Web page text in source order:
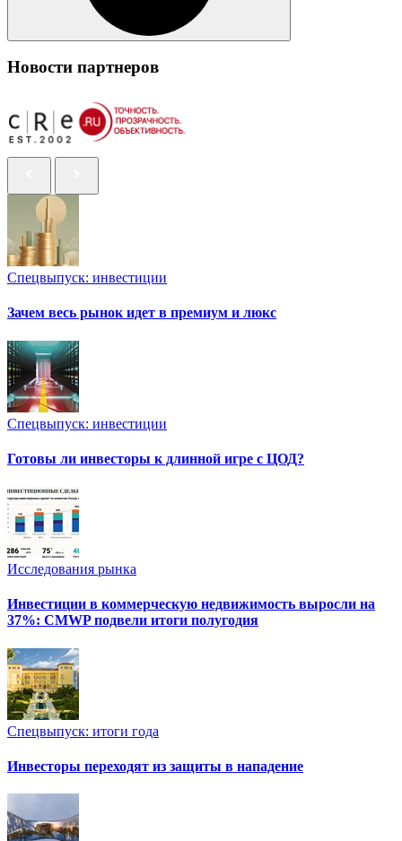
Новости партнеров
Спецвыпуск: инвестиции
Зачем весь рынок идет в премиум и люкс
Спецвыпуск: инвестиции
Готовы ли инвесторы к длинной игре с ЦОД?
Исследования рынка
Инвестиции в коммерческую недвижимость выросли на
37%: CMWP подвели итоги полугодия
Спецвыпуск: итоги года
Инвесторы переходят из защиты в нападение